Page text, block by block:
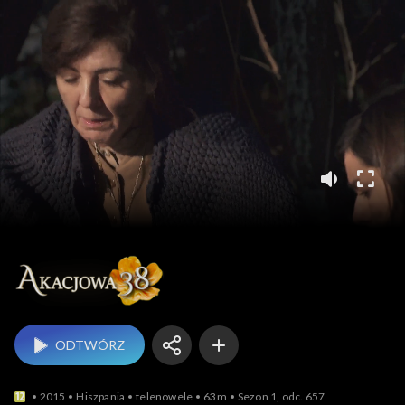
Akacjowa 38
ODTWÓRZ
2015 Hiszpania telenowele 63m Sezon 1, odc. 657